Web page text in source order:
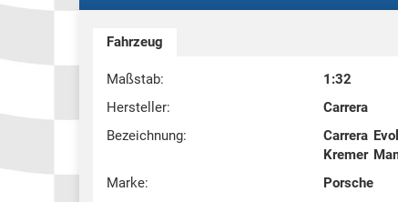
Fahrzeug
Maßstab: 1:32
Hersteller:
Carrera
Bezeichnung:
Carrera
Kremer
Marke: Porsche